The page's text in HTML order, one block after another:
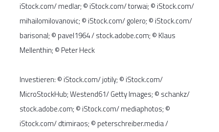
iStock.com/ medlar; © iStock.com/ torwai; © iStock.com/
mihailomilovanovic; © iStock.com/ golero; © iStock.com/
barisonal; © pavel1964 / stock.adobe.com; © Klaus
Mellenthin; © Peter Heck
Investieren: © iStock.com/ jotily; © iStock.com/
MicroStockHub; Westend61/ Getty Images; © schankz/
stock.adobe.com; © iStock.com/ mediaphotos; ©
iStock.com/ dtimiraos; © peterschreiber.media /